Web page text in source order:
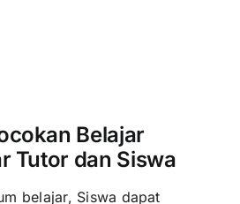
Belajar
Tutor dan Siswa
belajar, Siswa dapat